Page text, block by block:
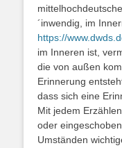
mittelhochdeutsche
´inwendig, im
https://
im Inneren ist,
die von außen
Erinnerung
dass sich eine
Mit jedem
oder
Umständen